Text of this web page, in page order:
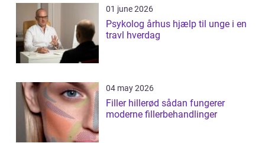
01 june 2026
Psykolog århus hjælp til unge i en
travl hverdag
04 may 2026
Filler hillerød sådan fungerer
moderne fillerbehandlinger